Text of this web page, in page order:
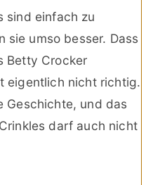
sind einfach zu
sie umso besser. Dass
Betty Crocker
eigentlich nicht richtig.
Geschichte, und das
darf auch nicht